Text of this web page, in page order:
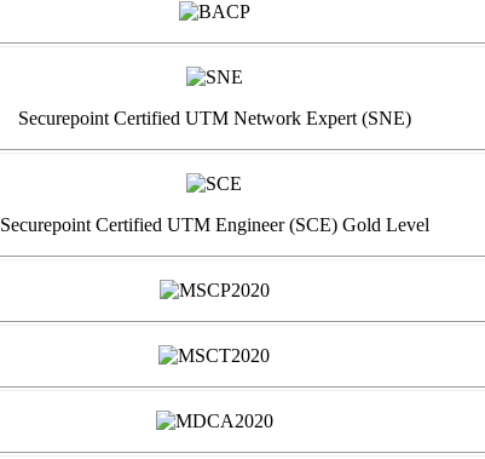
Securepoint Certified UTM Network Expert (SNE)
Securepoint Certified UTM Engineer (SCE) Gold Level